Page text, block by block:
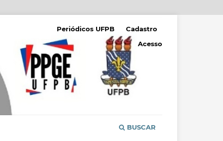
BUSCAR
Periódicos UFPB
Cadastro
Acesso